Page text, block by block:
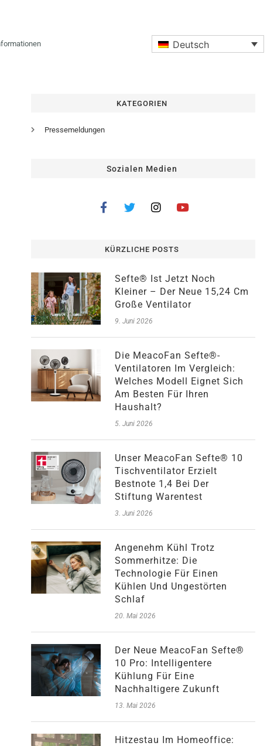
Deutsch
KATEGORIEN
Pressemeldungen
Sozialen Medien
KÜRZLICHE POSTS
Sefte® Ist Jetzt Noch
Kleiner – Der Neue 15,24 Cm
Große Ventilator
9. Juni 2026
Die MeacoFan Sefte®-
Ventilatoren Im Vergleich:
Welches Modell Eignet Sich
Am Besten Für Ihren
Haushalt?
5. Juni 2026
Unser MeacoFan Sefte® 10
Tischventilator Erzielt
Bestnote 1,4 Bei Der
Stiftung Warentest
3. Juni 2026
Angenehm Kühl Trotz
Sommerhitze: Die
Technologie Für Einen
Kühlen Und Ungestörten
Schlaf
20. Mai 2026
Der Neue MeacoFan Sefte®
10 Pro: Intelligentere
Kühlung Für Eine
Nachhaltigere Zukunft
13. Mai 2026
Hitzestau Im Homeoffice: